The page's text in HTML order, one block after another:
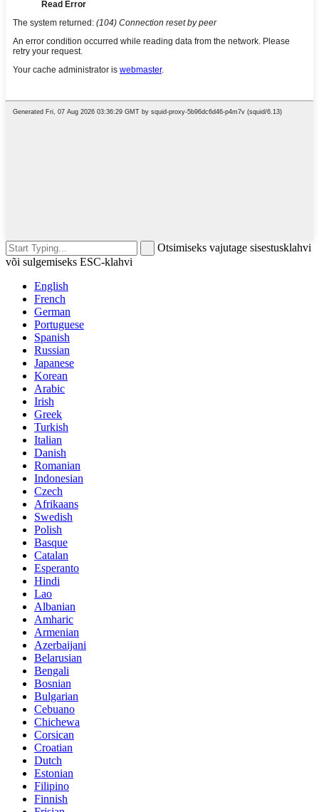
Otsimiseks vajutage sisestusklahvi
või sulgemiseks ESC-klahvi
English
French
German
Portuguese
Spanish
Russian
Japanese
Korean
Arabic
Irish
Greek
Turkish
Italian
Danish
Romanian
Indonesian
Czech
Afrikaans
Swedish
Polish
Basque
Catalan
Esperanto
Hindi
Lao
Albanian
Amharic
Armenian
Azerbaijani
Belarusian
Bengali
Bosnian
Bulgarian
Cebuano
Chichewa
Corsican
Croatian
Dutch
Estonian
Filipino
Finnish